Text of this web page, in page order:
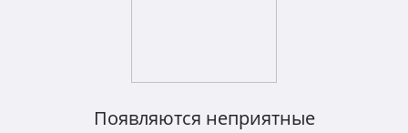
Появляются неприятные